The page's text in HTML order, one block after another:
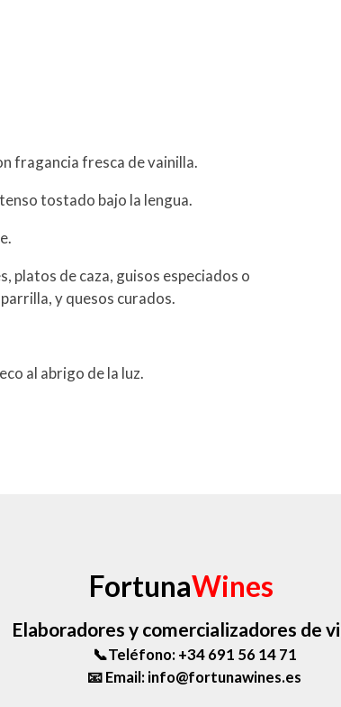
fragancia fresca de vainilla.
tostado bajo la lengua.
platos de caza, guisos especiados o
y quesos curados.
al abrigo de la luz.
FortunaWines
Elaboradores y comercializadores de
📞Teléfono: +34 691 56 14 71
📧 Email: info@fortunawines.es